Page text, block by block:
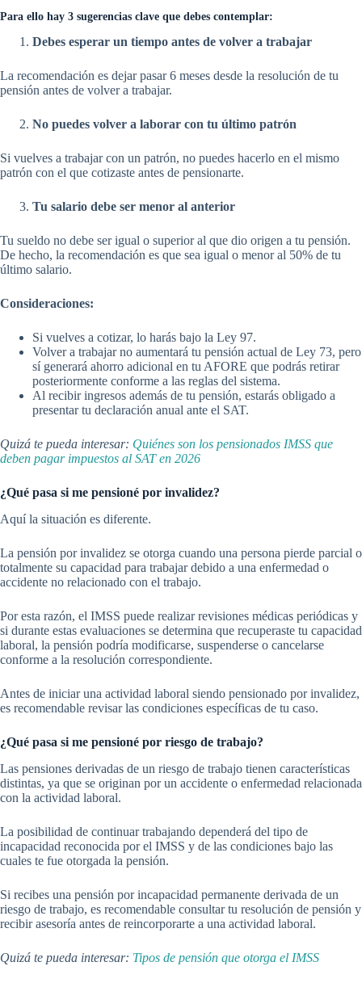
Para ello hay 3 sugerencias clave que debes contemplar:
Debes esperar un tiempo antes de volver a trabajar
La recomendación es dejar pasar 6 meses desde la resolución de tu
pensión antes de volver a trabajar.
No puedes volver a laborar con tu último patrón
Si vuelves a trabajar con un patrón, no puedes hacerlo en el mismo
patrón con el que cotizaste antes de pensionarte.
Tu salario debe ser menor al anterior
Tu sueldo no debe ser igual o superior al que dio origen a tu pensión.
De hecho, la recomendación es que sea igual o menor al 50% de tu
último salario.
Consideraciones:
Si vuelves a cotizar, lo harás bajo la Ley 97.
Volver a trabajar no aumentará tu pensión actual de Ley 73, pero
sí generará ahorro adicional en tu AFORE que podrás retirar
posteriormente conforme a las reglas del sistema.
Al recibir ingresos además de tu pensión, estarás obligado a
presentar tu declaración anual ante el SAT.
Quizá te pueda interesar: Quiénes son los pensionados IMSS que
deben pagar impuestos al SAT en 2026
¿Qué pasa si me pensioné por invalidez?
Aquí la situación es diferente.
La pensión por invalidez se otorga cuando una persona pierde parcial o
totalmente su capacidad para trabajar debido a una enfermedad o
accidente no relacionado con el trabajo.
Por esta razón, el IMSS puede realizar revisiones médicas periódicas y
si durante estas evaluaciones se determina que recuperaste tu capacidad
laboral, la pensión podría modificarse, suspenderse o cancelarse
conforme a la resolución correspondiente.
Antes de iniciar una actividad laboral siendo pensionado por invalidez,
es recomendable revisar las condiciones específicas de tu caso.
¿Qué pasa si me pensioné por riesgo de trabajo?
Las pensiones derivadas de un riesgo de trabajo tienen características
distintas, ya que se originan por un accidente o enfermedad relacionada
con la actividad laboral.
La posibilidad de continuar trabajando dependerá del tipo de
incapacidad reconocida por el IMSS y de las condiciones bajo las
cuales te fue otorgada la pensión.
Si recibes una pensión por incapacidad permanente derivada de un
riesgo de trabajo, es recomendable consultar tu resolución de pensión y
recibir asesoría antes de reincorporarte a una actividad laboral.
Quizá te pueda interesar: Tipos de pensión que otorga el IMSS